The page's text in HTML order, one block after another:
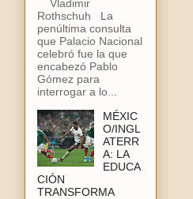
Vladimir
Rothschuh La
penúltima consulta
que Palacio Nacional
celebró fue la que
encabezó Pablo
Gómez para
interrogar a lo...
MÉXIC
O/INGL
ATERR
A: LA
EDUCA
CIÓN
TRANSFORMA